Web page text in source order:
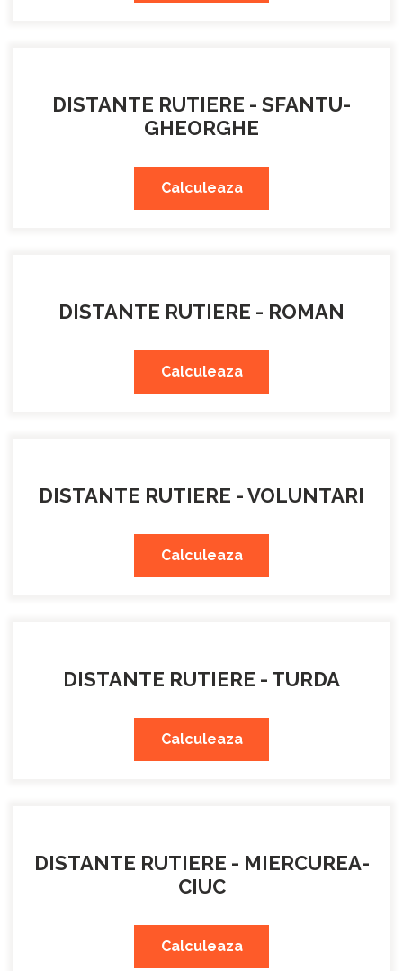
DISTANTE RUTIERE - SFANTU-
GHEORGHE
Calculeaza
DISTANTE RUTIERE - ROMAN
Calculeaza
DISTANTE RUTIERE - VOLUNTARI
Calculeaza
DISTANTE RUTIERE - TURDA
Calculeaza
DISTANTE RUTIERE - MIERCUREA-
CIUC
Calculeaza